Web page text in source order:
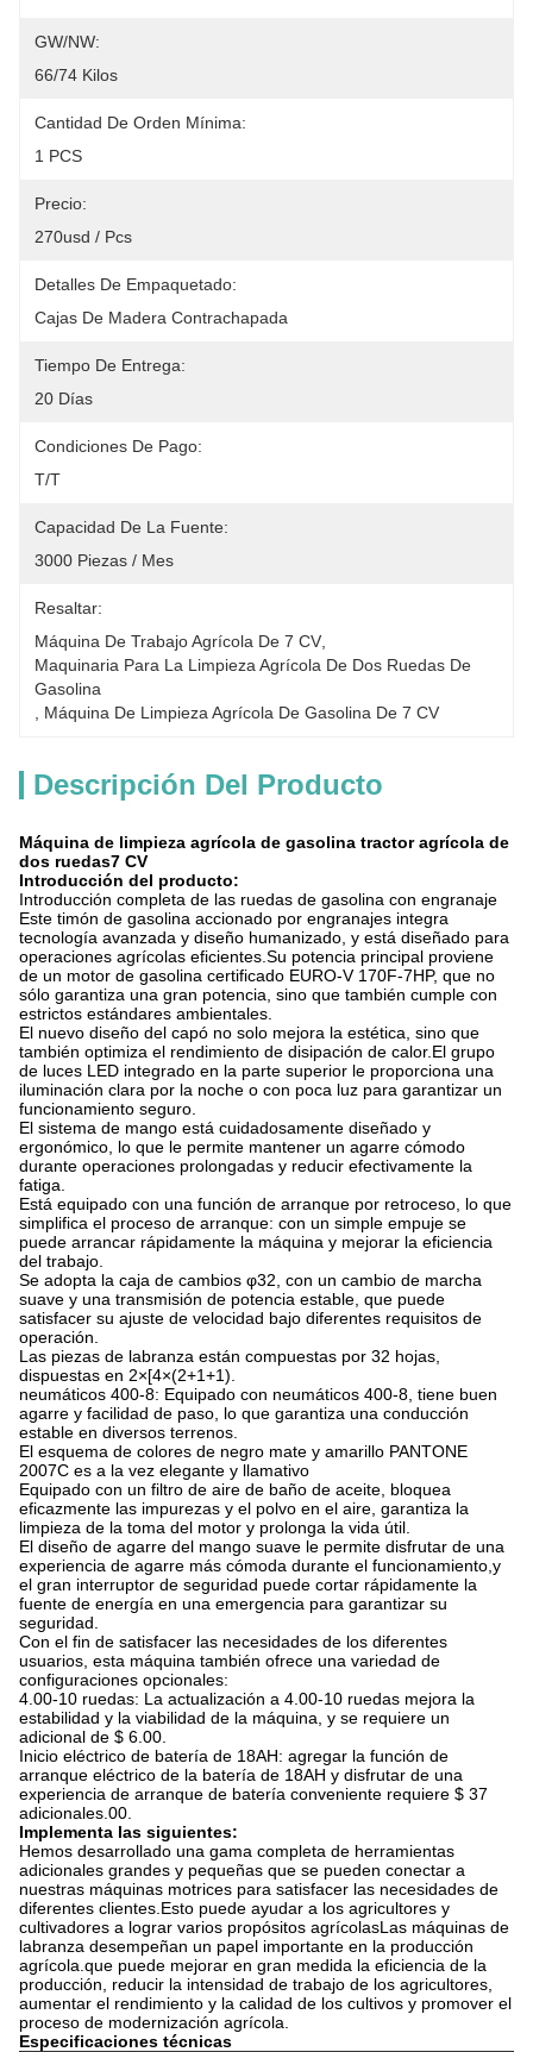
GW/NW:
66/74 Kilos
Cantidad De Orden Mínima:
1 PCS
Precio:
270usd / Pcs
Detalles De Empaquetado:
Cajas De Madera Contrachapada
Tiempo De Entrega:
20 Días
Condiciones De Pago:
T/T
Capacidad De La Fuente:
3000 Piezas / Mes
Resaltar:
Máquina De Trabajo Agrícola De 7 CV
Maquinaria Para La Limpieza Agrícola De Dos Ruedas De
Gasolina
Máquina De Limpieza Agrícola De Gasolina De 7 CV
Descripción Del Producto
Máquina de limpieza agrícola de gasolina tractor agrícola de
dos ruedas7 CV
Introducción del producto:
Introducción completa de las ruedas de gasolina con engranaje
Este timón de gasolina accionado por engranajes integra
tecnología avanzada y diseño humanizado, y está diseñado para
operaciones agrícolas eficientes.Su potencia principal proviene
de un motor de gasolina certificado EURO-V 170F-7HP, que no
sólo garantiza una gran potencia, sino que también cumple con
estrictos estándares ambientales.
El nuevo diseño del capó no solo mejora la estética, sino que
también optimiza el rendimiento de disipación de calor.El grupo
de luces LED integrado en la parte superior le proporciona una
iluminación clara por la noche o con poca luz para garantizar un
funcionamiento seguro.
El sistema de mango está cuidadosamente diseñado y
ergonómico, lo que le permite mantener un agarre cómodo
durante operaciones prolongadas y reducir efectivamente la
fatiga.
Está equipado con una función de arranque por retroceso, lo que
simplifica el proceso de arranque: con un simple empuje se
puede arrancar rápidamente la máquina y mejorar la eficiencia
del trabajo.
Se adopta la caja de cambios φ32, con un cambio de marcha
suave y una transmisión de potencia estable, que puede
satisfacer su ajuste de velocidad bajo diferentes requisitos de
operación.
Las piezas de labranza están compuestas por 32 hojas,
dispuestas en 2×[4×(2+1+1).
neumáticos 400-8: Equipado con neumáticos 400-8, tiene buen
agarre y facilidad de paso, lo que garantiza una conducción
estable en diversos terrenos.
El esquema de colores de negro mate y amarillo PANTONE
2007C es a la vez elegante y llamativo
Equipado con un filtro de aire de baño de aceite, bloquea
eficazmente las impurezas y el polvo en el aire, garantiza la
limpieza de la toma del motor y prolonga la vida útil.
El diseño de agarre del mango suave le permite disfrutar de una
experiencia de agarre más cómoda durante el funcionamiento,y
el gran interruptor de seguridad puede cortar rápidamente la
fuente de energía en una emergencia para garantizar su
seguridad.
Con el fin de satisfacer las necesidades de los diferentes
usuarios, esta máquina también ofrece una variedad de
configuraciones opcionales:
4.00-10 ruedas: La actualización a 4.00-10 ruedas mejora la
estabilidad y la viabilidad de la máquina, y se requiere un
adicional de $ 6.00.
Inicio eléctrico de batería de 18AH: agregar la función de
arranque eléctrico de la batería de 18AH y disfrutar de una
experiencia de arranque de batería conveniente requiere $ 37
adicionales.00.
Implementa las siguientes:
Hemos desarrollado una gama completa de herramientas
adicionales grandes y pequeñas que se pueden conectar a
nuestras máquinas motrices para satisfacer las necesidades de
diferentes clientes.Esto puede ayudar a los agricultores y
cultivadores a lograr varios propósitos agrícolasLas máquinas de
labranza desempeñan un papel importante en la producción
agrícola.que puede mejorar en gran medida la eficiencia de la
producción, reducir la intensidad de trabajo de los agricultores,
aumentar el rendimiento y la calidad de los cultivos y promover el
proceso de modernización agrícola.
Especificaciones técnicas